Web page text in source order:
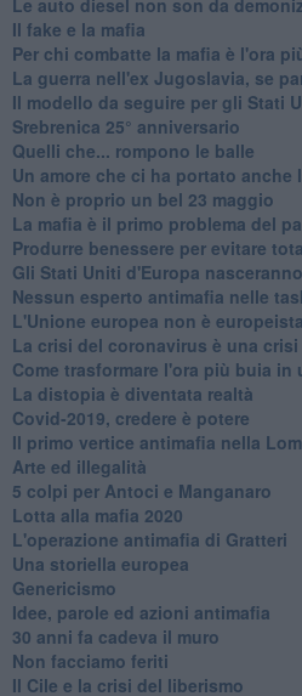
​Il fake e la mafia
Per chi combatte la mafia è l'ora
La guerra nell'ex Jugoslavia, se
Il modello da seguire per gli Stati
Srebrenica 25° anniversario
Quelli che... rompono le balle
Un amore che ci ha portato anche
Non è proprio un bel 23 maggio
La mafia è il primo problema del
Produrre benessere per evitare
Gli Stati Uniti d'Europa
Nessun esperto antimafia nelle
L'Unione europea non è
La crisi del coronavirus è una
Come trasformare l'ora più buia in
​La distopia è diventata realtà
Covid-2019, credere è potere
Il primo vertice antimafia nella
Arte ed illegalità
​5 colpi per Antoci e Manganaro
Lotta alla mafia 2020
L'operazione antimafia di Gratteri
Una storiella europea
Genericismo
Idee, parole ed azioni antimafia
30 anni fa cadeva il muro
Non facciamo feriti
Il Cile e la crisi del liberismo